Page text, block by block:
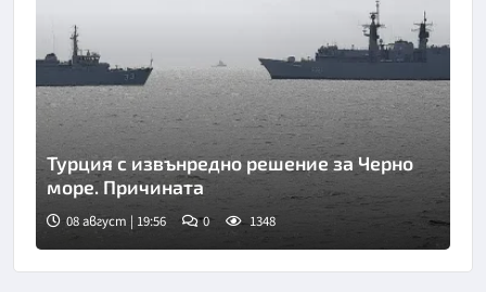
Турция с извънредно решение за Черно
море. Причината
08 август | 19:56 0 1348